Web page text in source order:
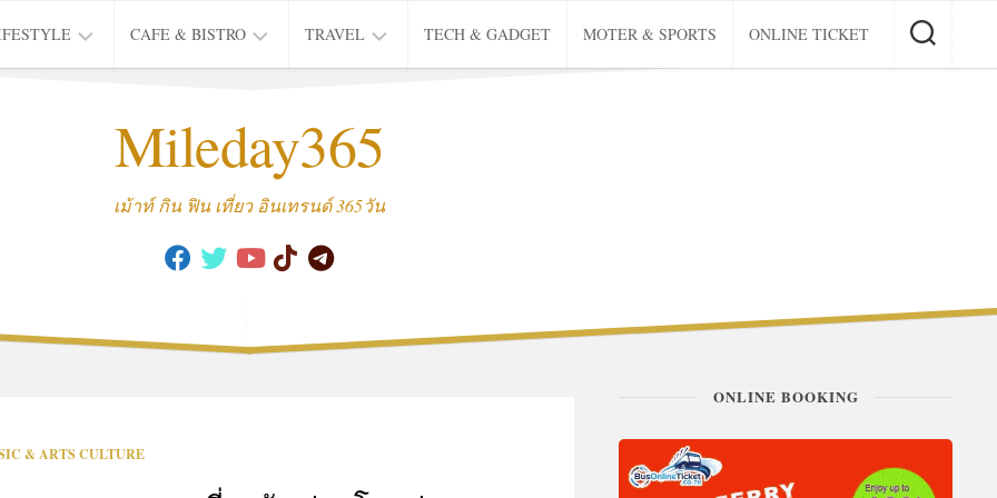
CAFE & BISTRO
CAFE
TRAVEL
THAI
TRIP
TECH & GADGET MOTER & SPORTS ONLINE TICKET
Mileday365
เม้าท์ กิน ฟิน เที่ยว อินเทรนด์ 365วัน
& ARTS CULTURE
ONLINE BOOKING